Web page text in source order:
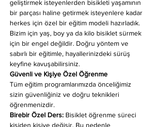
geliştirmek isteyenlerden bisikleti yaşamının
bir parçası haline getirmek isteyenlere kadar
herkes için özel bir eğitim modeli hazırladık.
Bizim için yaş, boy ya da kilo bisiklet sürmek
için bir engel değildir. Doğru yöntem ve
sabırlı bir eğitimle, hayallerinizdeki sürüş
keyfine kavuşabilirsiniz.
Güvenli ve Kişiye Özel Öğrenme
Tüm eğitim programlarımızda önceliğimiz
sizin güvenliğiniz ve doğru teknikleri
öğrenmenizdir.
Birebir Özel Ders: Bisiklet öğrenme süreci
kişiden kişiye değişir. Bu nedenle